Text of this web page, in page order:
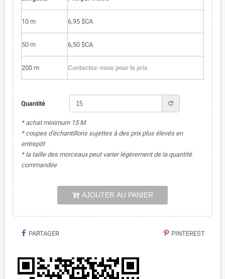
10 m 6,95 $CA
50 m 6,50 $CA
200 m Contactez-nous pour le prix
Quantité refresh
* achat minimum 15 M.
* coupes d'échantillons sujettes à des prix plus élevés en
entrepôt
* la taille des morceaux peut varier légèrement de la quantité
commandée
AJOUTER AU PANIER
PARTAGER PINTEREST